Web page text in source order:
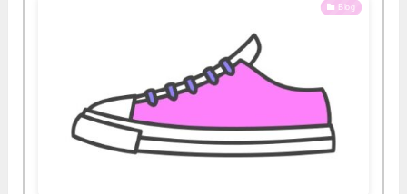
Blog